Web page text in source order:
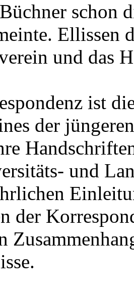
schon
Ellissen
und das
ist
der
und
der